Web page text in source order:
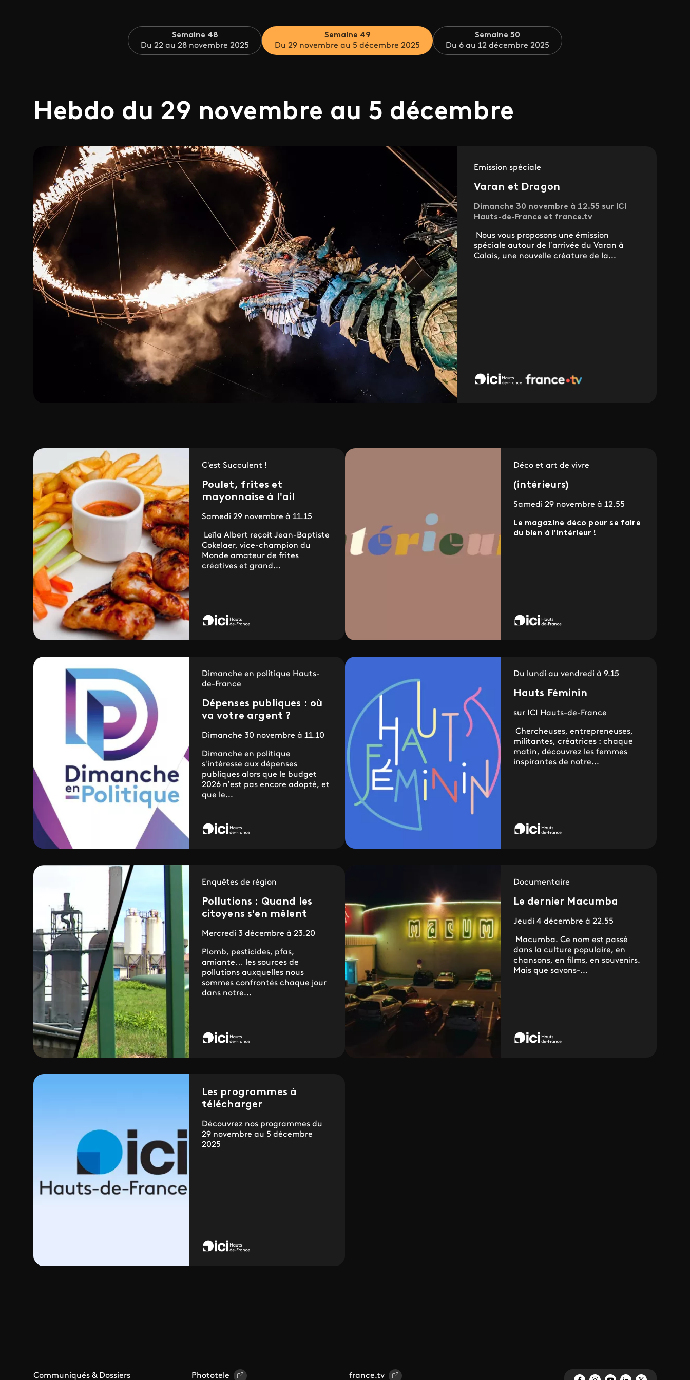
Semaine 48
Du 22 au 28 novembre 2025
Semaine 49
Du 29 novembre au 5 décembre 2025
Semaine 50
Du 6 au 12 décembre 2025
Hebdo du 29 novembre au 5 décembre
Emission spéciale
Varan et Dragon
Dimanche 30 novembre à 12.55 sur ICI
Hauts-de-France et france.tv
Nous vous proposons une émission
spéciale autour de l’arrivée du Varan à
Calais, une nouvelle créature de la...
C'est Succulent !
Poulet, frites et
mayonnaise à l'ail
Samedi 29 novembre à 11.15
Leïla Albert reçoit Jean-Baptiste
Cokelaer, vice-champion du
Monde amateur de frites
créatives et grand...
Déco et art de vivre
(intérieurs)
Samedi 29 novembre à 12.55
Le magazine déco pour se faire
du bien à l'intérieur !
Dimanche en politique Hauts-
de-France
Dépenses publiques : où
va votre argent ?
Dimanche 30 novembre à 11.10
Dimanche en politique
s'intéresse aux dépenses
publiques alors que le budget
2026 n’est pas encore adopté, et
que le...
Du lundi au vendredi à 9.15
Hauts Féminin
sur ICI Hauts-de-France
Chercheuses, entrepreneuses,
militantes, créatrices : chaque
matin, découvrez les femmes
inspirantes de notre...
Enquêtes de région
Pollutions : Quand les
citoyens s'en mêlent
Mercredi 3 décembre à 23.20
Plomb, pesticides, pfas,
amiante… les sources de
pollutions auxquelles nous
sommes confrontés chaque jour
dans notre...
Documentaire
Le dernier Macumba
Jeudi 4 décembre à 22.55
Macumba. Ce nom est passé
dans la culture populaire, en
chansons, en films, en souvenirs.
Mais que savons-...
Les programmes à
télécharger
Découvrez nos programmes du
29 novembre au 5 décembre
2025
Communiqués & Dossiers Phototele france.tv